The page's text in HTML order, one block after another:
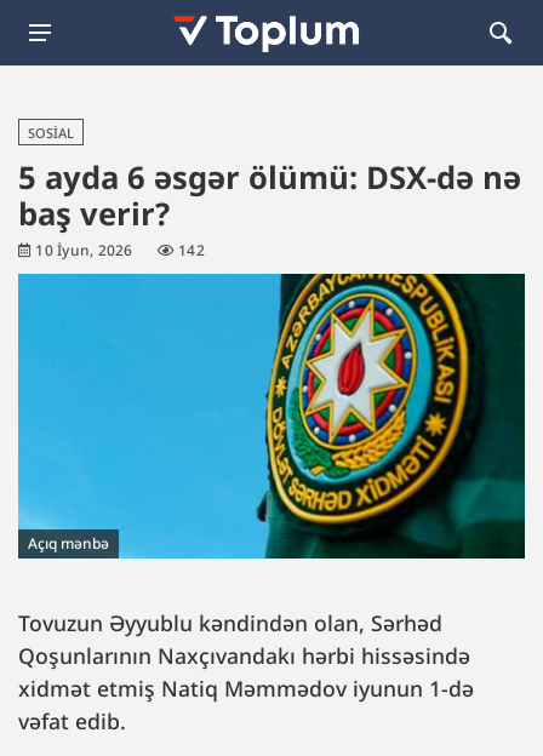
SOSIAL
5 ayda 6 əsgər ölümü: DSX-də nə
baş verir?
10 İyun, 2026 142
Açıq mənbə
Tovuzun Əyyublu kəndindən olan, Sərhəd
Qoşunlarının Naxçıvandakı hərbi hissəsində
xidmət etmiş Natiq Məmmədov iyunun 1-də
vəfat edib.